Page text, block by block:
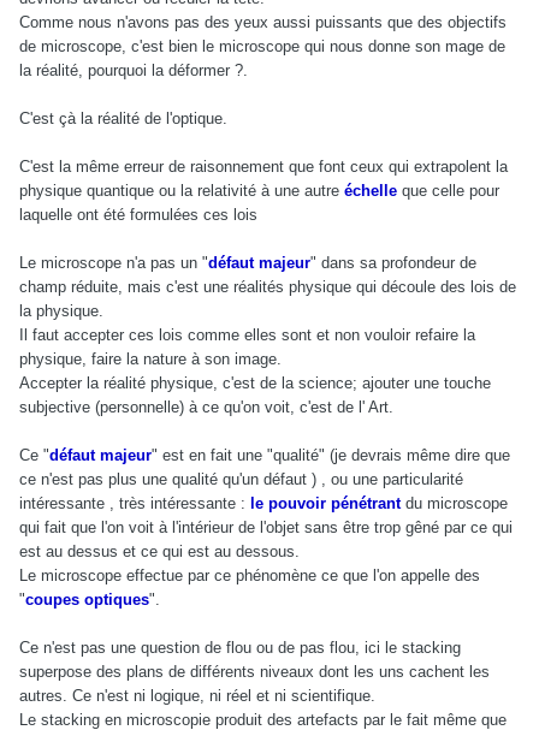
Comme nous n'avons pas des yeux aussi puissants que des objectifs
de microscope, c'est bien le microscope qui nous donne son mage de
la réalité, pourquoi la déformer ?.
C'est çà la réalité de l'optique.
C'est la même erreur de raisonnement que font ceux qui extrapolent la
physique quantique ou la relativité à une autre échelle que celle pour
laquelle ont été formulées ces lois
Le microscope n'a pas un "défaut majeur" dans sa profondeur de
champ réduite, mais c'est une réalités physique qui découle des lois de
la physique.
Il faut accepter ces lois comme elles sont et non vouloir refaire la
physique, faire la nature à son image.
Accepter la réalité physique, c'est de la science; ajouter une touche
subjective (personnelle) à ce qu'on voit, c'est de l' Art.
Ce "défaut majeur" est en fait une "qualité" (je devrais même dire que
ce n'est pas plus une qualité qu'un défaut ) , ou une particularité
intéressante , très intéressante : le pouvoir pénétrantdu microscope
qui fait que l'on voit à l'intérieur de l'objet sans être trop gêné par ce qui
est au dessus et ce qui est au dessous.
Le microscope effectue par ce phénomène ce que l'on appelle des
"coupes optiques".
Ce n'est pas une question de flou ou de pas flou, ici le stacking
superpose des plans de différents niveaux dont les uns cachent les
autres. Ce n'est ni logique, ni réel et ni scientifique.
Le stacking en microscopie produit des artefacts par le fait même que